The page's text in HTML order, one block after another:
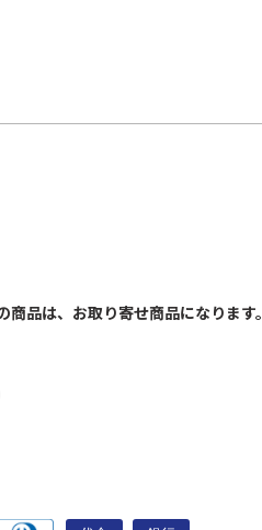
品は、お取り寄せ商品になります。